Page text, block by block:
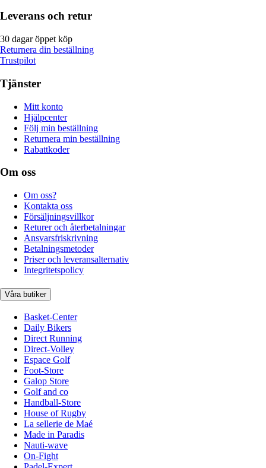
Leverans och retur
30 dagar öppet köp
Returnera din beställning
Trustpilot
Tjänster
Mitt konto
Hjälpcenter
Följ min beställning
Returnera min beställning
Rabattkoder
Om oss
Om oss?
Kontakta oss
Försäljningsvillkor
Returer och återbetalningar
Ansvarsfriskrivning
Betalningsmetoder
Priser och leveransalternativ
Integritetspolicy
Våra butiker
Basket-Center
Daily Bikers
Direct Running
Direct-Volley
Espace Golf
Foot-Store
Galop Store
Golf and co
Handball-Store
House of Rugby
La sellerie de Maé
Made in Paradis
Nauti-wave
On-Fight